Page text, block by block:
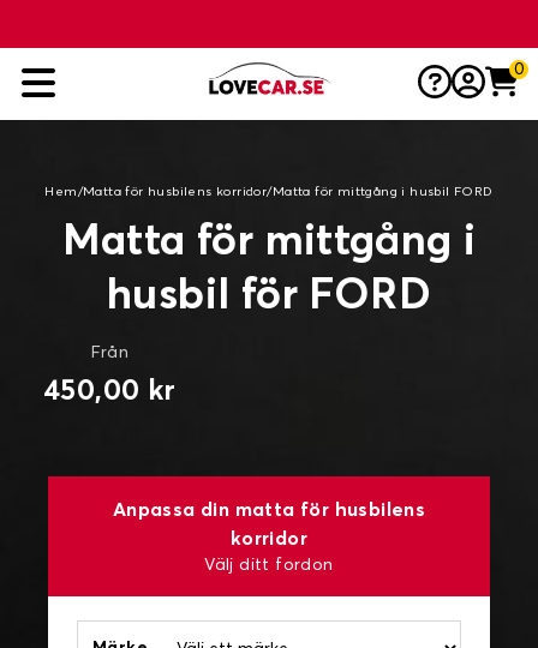
0
Hem / Matta för husbilens korridor/ Matta för mittgång i husbil FORD
Matta för mittgång i
husbil för FORD
Från
450,00 kr
Anpassa din matta för husbilens
korridor
Välj ditt fordon